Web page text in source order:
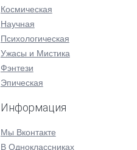
Космическая
Научная
Психологическая
Ужасы и Мистика
Фэнтези
Эпическая
Информация
Мы Вконтакте
В Одноклассниках